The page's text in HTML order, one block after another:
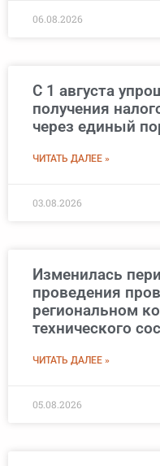
06.08.2026
С 1 августа
получения
через единый
ЧИТАТЬ ДАЛЕЕ »
03.08.2026
Изменилась
проведения
региональном
технического
ЧИТАТЬ ДАЛЕЕ »
05.08.2026